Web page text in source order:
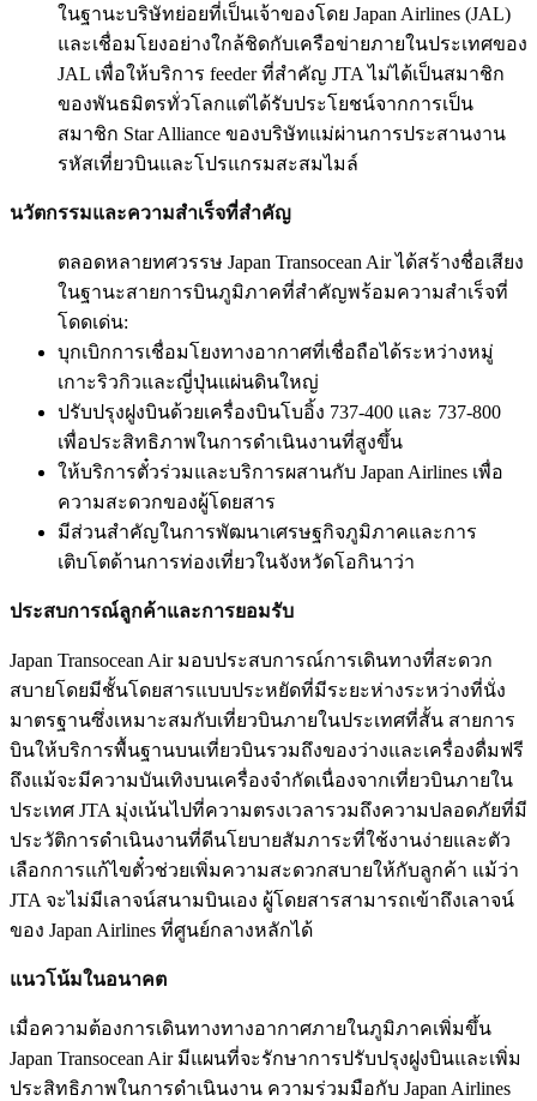
ในฐานะบริษัทย่อยที่เป็นเจ้าของโดย Japan Airlines (JAL)
และเชื่อมโยงอย่างใกล้ชิดกับเครือข่ายภายในประเทศของ
JAL เพื่อให้บริการ feeder ที่สำคัญ JTA ไม่ได้เป็นสมาชิก
ของพันธมิตรทั่วโลกแต่ได้รับประโยชน์จากการเป็น
สมาชิก Star Alliance ของบริษัทแม่ผ่านการประสานงาน
รหัสเที่ยวบินและโปรแกรมสะสมไมล์
นวัตกรรมและความสำเร็จที่สำคัญ
ตลอดหลายทศวรรษ Japan Transocean Air ได้สร้างชื่อเสียง
ในฐานะสายการบินภูมิภาคที่สำคัญพร้อมความสำเร็จที่
โดดเด่น:
บุกเบิกการเชื่อมโยงทางอากาศที่เชื่อถือได้ระหว่างหมู่
เกาะริวกิวและญี่ปุ่นแผ่นดินใหญ่
ปรับปรุงฝูงบินด้วยเครื่องบินโบอิ้ง 737-400 และ 737-800
เพื่อประสิทธิภาพในการดำเนินงานที่สูงขึ้น
ให้บริการตั๋วร่วมและบริการผสานกับ Japan Airlines เพื่อ
ความสะดวกของผู้โดยสาร
มีส่วนสำคัญในการพัฒนาเศรษฐกิจภูมิภาคและการ
เติบโตด้านการท่องเที่ยวในจังหวัดโอกินาว่า
ประสบการณ์ลูกค้าและการยอมรับ
Japan Transocean Air มอบประสบการณ์การเดินทางที่สะดวก
สบายโดยมีชั้นโดยสารแบบประหยัดที่มีระยะห่างระหว่างที่นั่ง
มาตรฐานซึ่งเหมาะสมกับเที่ยวบินภายในประเทศที่สั้น สายการ
บินให้บริการพื้นฐานบนเที่ยวบินรวมถึงของว่างและเครื่องดื่มฟรี
ถึงแม้จะมีความบันเทิงบนเครื่องจำกัดเนื่องจากเที่ยวบินภายใน
ประเทศ JTA มุ่งเน้นไปที่ความตรงเวลารวมถึงความปลอดภัยที่มี
ประวัติการดำเนินงานที่ดีนโยบายสัมภาระที่ใช้งานง่ายและตัว
เลือกการแก้ไขตั๋วช่วยเพิ่มความสะดวกสบายให้กับลูกค้า แม้ว่า
JTA จะไม่มีเลาจน์สนามบินเอง ผู้โดยสารสามารถเข้าถึงเลาจน์
ของ Japan Airlines ที่ศูนย์กลางหลักได้
แนวโน้มในอนาคต
เมื่อความต้องการเดินทางทางอากาศภายในภูมิภาคเพิ่มขึ้น
Japan Transocean Air มีแผนที่จะรักษาการปรับปรุงฝูงบินและเพิ่ม
ประสิทธิภาพในการดำเนินงาน ความร่วมมือกับ Japan Airlines